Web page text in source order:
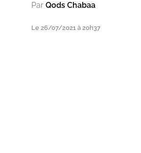
Par Qods Chabaa
Le 26/07/2021 à 20h37